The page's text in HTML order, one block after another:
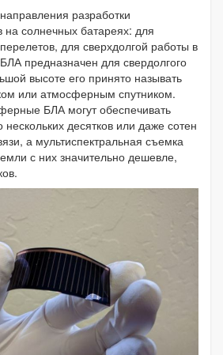
разработки
на солнечных батареях: для
для сверхдолгой работы в
предназначен для свердолгого
высоте его принято называть
или атмосферным спутником.
БЛА могут обеспечивать
десятков или даже сотен
а мультиспектральная съемка
с них значительно дешевле,